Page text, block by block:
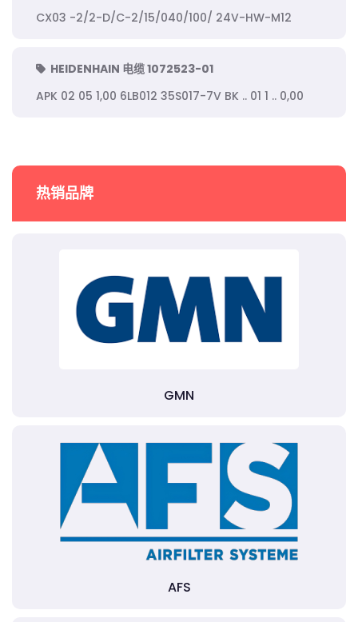
CX03 -2/2-D/C-2/15/040/100/ 24V-HW-M12
HEIDENHAIN 电缆 1072523-01
APK 02 05 1,00 6LB012 35S017-7V BK .. 01 1 .. 0,00
热销品牌
GMN
AFS